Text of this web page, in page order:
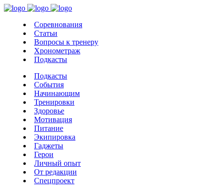
Соревнования
Статьи
Вопросы к тренеру
Хронометраж
Подкасты
Подкасты
События
Начинающим
Тренировки
Здоровье
Мотивация
Питание
Экипировка
Гаджеты
Герои
Личный опыт
От редакции
Спецпроект